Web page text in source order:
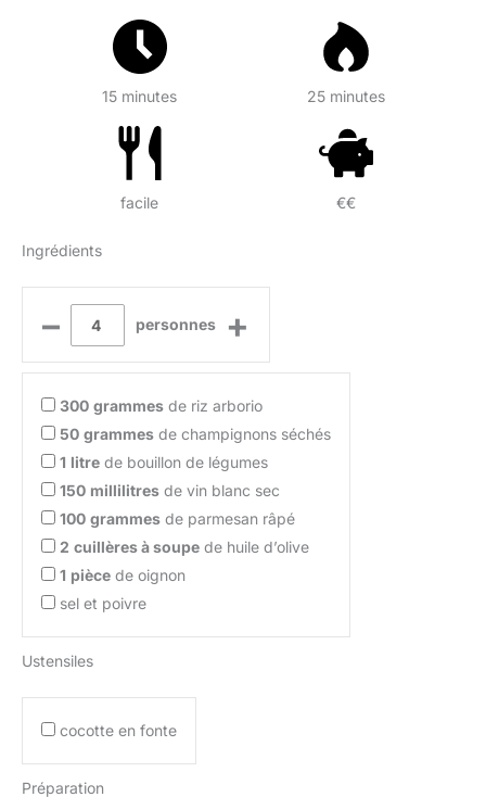
15 minutes 25 minutes
facile €€
Ingrédients
– personnes +
300 grammes de riz arborio
50 grammes de champignons séchés
1 litre de bouillon de légumes
150 millilitres de vin blanc sec
100 grammes de parmesan râpé
2 cuillères à soupe de huile d’olive
1 pièce de oignon
sel et poivre
Ustensiles
cocotte en fonte
Préparation